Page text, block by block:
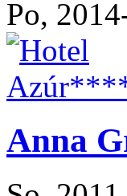
Po,
Anna